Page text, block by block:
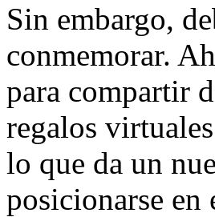
Sin embargo,
conmemorar.
para compartir
regalos
lo que da un
posicionarse en